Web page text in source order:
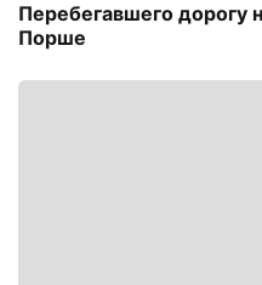
Перебегавшего дорогу
Порше